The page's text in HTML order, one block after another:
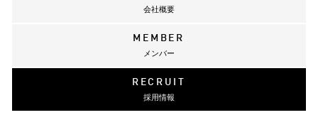
会社概要
MEMBER
メンバー
RECRUIT
採用情報